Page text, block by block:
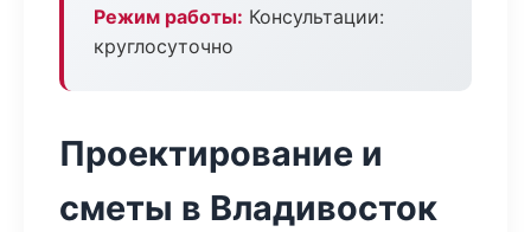
Режим работы: Консультации:
круглосуточно
Проектирование и
сметы в Владивосток